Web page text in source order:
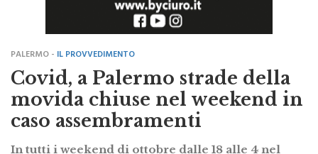
PALERMO -IL PROVVEDIMENTO
Covid, a Palermo strade della
movida chiuse nel weekend in
caso assembramenti
In tutti i weekend di ottobre dalle 18 alle 4 nel
caso si verifichino assembramenti